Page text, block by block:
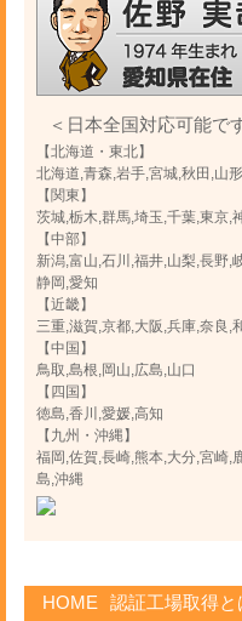
＜日本全国対応可能で
【北海道・東北】
北海道,青森,岩手,宮城,秋田,山
【関東】
茨城,栃木,群馬,埼玉,千葉,東京,
【中部】
新潟,富山,石川,福井,山梨,長野,
静岡,愛知
【近畿】
三重,滋賀,京都,大阪,兵庫,奈良,
【中国】
鳥取,島根,岡山,広島,山口
【四国】
徳島,香川,愛媛,高知
【九州・沖縄】
福岡,佐賀,長崎,熊本,大分,宮崎,
島,沖縄
HOME 認証工場取得と